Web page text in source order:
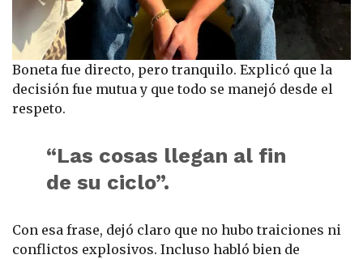
Boneta fue directo, pero tranquilo. Explicó que la
decisión fue mutua y que todo se manejó desde el
respeto.
“Las cosas llegan al fin
de su ciclo”.
Con esa frase, dejó claro que no hubo traiciones ni
conflictos explosivos. Incluso habló bien de